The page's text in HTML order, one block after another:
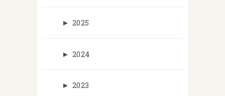
► 2025
► 2024
► 2023